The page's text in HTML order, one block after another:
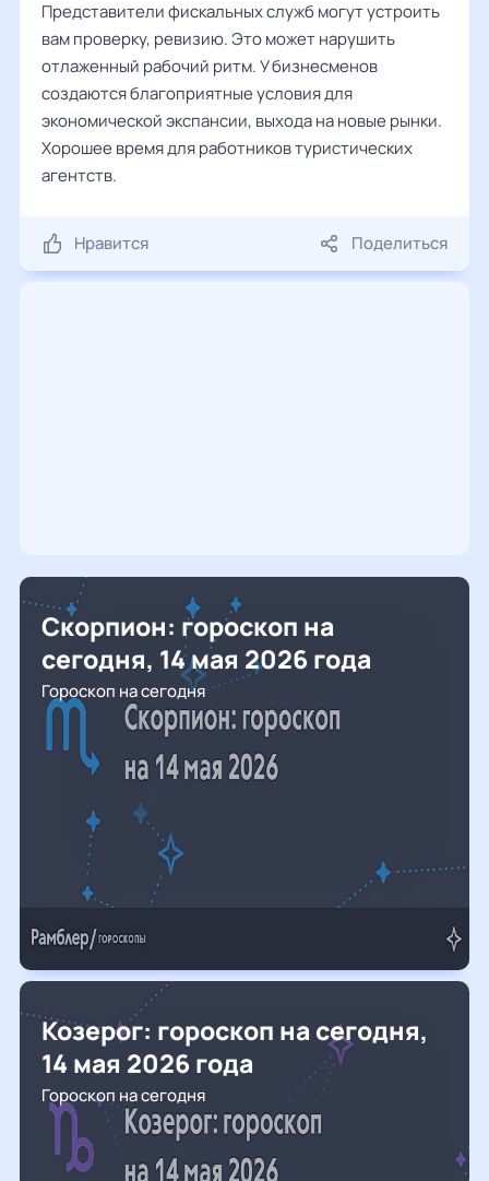
Представители фискальных служб могут устроить
вам проверку, ревизию. Это может нарушить
отлаженный рабочий ритм. У бизнесменов
создаются благоприятные условия для
экономической экспансии, выхода на новые рынки.
Хорошее время для работников туристических
агентств.
Нравится Поделиться
Скорпион: гороскоп на
сегодня, 14 мая 2026 года
Гороскоп на сегодня
Козерог: гороскоп на сегодня,
14 мая 2026 года
Гороскоп на сегодня